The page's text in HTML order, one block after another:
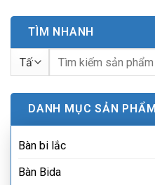
TÌM NHANH
Tìm
DANH MỤC SẢN PHẨM
Bàn bi lắc
Bàn Bida